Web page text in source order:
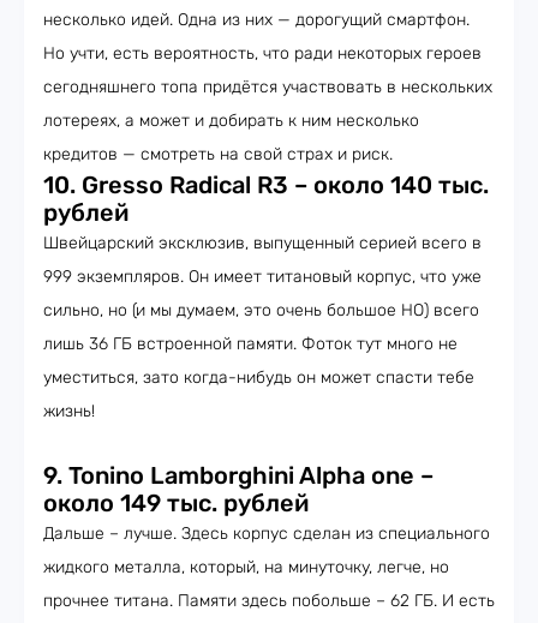
несколько идей. Одна из них — дорогущий смартфон.
Но учти, есть вероятность, что ради некоторых героев
сегодняшнего топа придётся участвовать в нескольких
лотереях, а может и добирать к ним несколько
кредитов — смотреть на свой страх и риск.
10. Gresso Radical R3 – около 140 тыс.
рублей
Швейцарский эксклюзив, выпущенный серией всего в
999 экземпляров. Он имеет титановый корпус, что уже
сильно, но (и мы думаем, это очень большое НО) всего
лишь 36 ГБ встроенной памяти. Фоток тут много не
уместиться, зато когда-нибудь он может спасти тебе
жизнь!
9. Tonino Lamborghini Alpha one –
около 149 тыс. рублей
Дальше – лучше. Здесь корпус сделан из специального
жидкого металла, который, на минуточку, легче, но
прочнее титана. Памяти здесь побольше – 62 ГБ. И есть